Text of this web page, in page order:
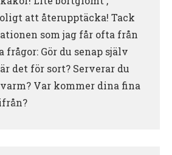
att återupptäcka! Tack
som jag får ofta från
frågor: Gör du senap själv
det för sort? Serverar du
Var kommer dina fina